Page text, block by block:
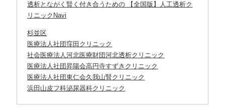
透析とながく賢く付き合うための 【全国版】人工透析ク
リニックNavi
杉並区
医療法人社団窪田クリニック
社会医療法人河北医療財団河北透析クリニック
医療法人社団昇陽会高円寺すずきクリニック
医療法人社団東仁会久我山腎クリニック
浜田山皮フ科泌尿器科クリニック